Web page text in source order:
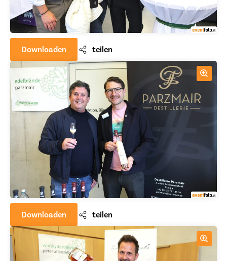
Downloaden teilen
Downloaden teilen